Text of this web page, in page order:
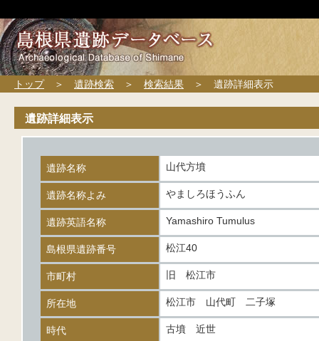
トップ＞ 遺跡検索 ＞ 検索結果 ＞ 遺跡詳細表示
遺跡詳細表示
遺跡名称 山代方墳
遺跡名称よみ やましろほうふん
遺跡英語名称 Yamashiro Tumulus
島根県遺跡番号 松江40
市町村 旧 松江市
所在地 松江市 山代町 二子塚
時代 古墳 近世